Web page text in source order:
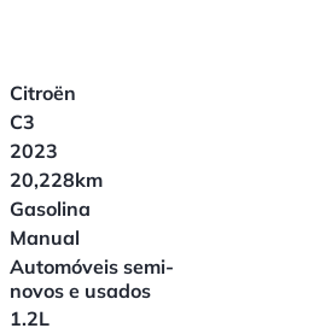
Citroën
C3
2023
20,228km
Gasolina
Manual
Automóveis semi-
novos e usados
1.2L